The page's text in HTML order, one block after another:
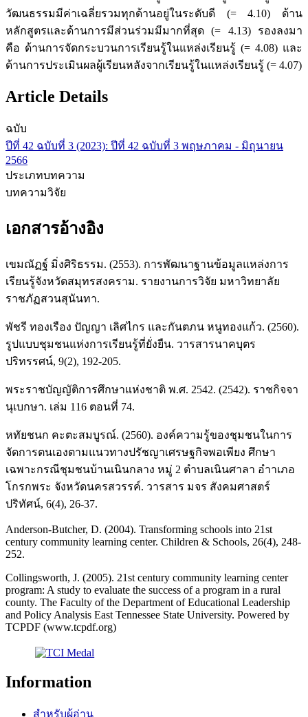
วัฒนธรรมมีค่าเฉลี่ยรวมทุกด้านอยู่ในระดับดี (= 4.10) ด้าน
หลักสูตรและด้านการมีส่วนร่วมมีมากที่สุด (= 4.13) รองลงมา
คือ ด้านการจัดกระบวนการเรียนรู้ในแหล่งเรียนรู้ (= 4.08) และ
ด้านการประเมินผลผู้เรียนหลังจากเรียนรู้ในแหล่งเรียนรู้ (= 4.07)
Article Details
ฉบับ
ปีที่ 42 ฉบับที่ 3 (2023): ปีที่ 42 ฉบับที่ 3 พฤษภาคม - มิถุนายน
2566
ประเภทบทความ
บทความวิจัย
เอกสารอ้างอิง
เขมณัฏฐ์ มิ่งศิริธรรม. (2553). การพัฒนาฐานข้อมูลแหล่งการ
เรียนรู้จังหวัดสมุทรสงคราม. รายงานการวิจัย มหาวิทยาลัย
ราชภัฏสวนสุนันทา.
พัชรี ทองเรือง ปัญญา เลิศไกร และกันตภน หนูทองแก้ว. (2560).
รูปแบบชุมชนแห่งการเรียนรู้ที่ยั่งยืน. วารสารนาคบุตร
ปริทรรศน์, 9(2), 192-205.
พระราชบัญญัติการศึกษาแห่งชาติ พ.ศ. 2542. (2542). ราชกิจจา
นุเบกษา. เล่ม 116 ตอนที่ 74.
หทัยชนก คะตะสมบูรณ์. (2560). องค์ความรู้ของชุมชนในการ
จัดการตนเองตามแนวทางปรัชญาเศรษฐกิจพอเพียง ศึกษา
เฉพาะกรณีชุมชนบ้านเนินกลาง หมู่ 2 ตําบลเนินศาลา อําาเภอ
โกรกพระ จังหวัดนครสวรรค์. วารสาร มจร สังคมศาสตร์
ปริทัศน์, 6(4), 26-37.
Anderson-Butcher, D. (2004). Transforming schools into 21st
century community learning center. Children & Schools, 26(4), 248-
252.
Collingsworth, J. (2005). 21st century community learning center
program: A study to evaluate the success of a program in a rural
county. The Faculty of the Department of Educational Leadership
and Policy Analysis East Tennessee State University. Powered by
TCPDF (www.tcpdf.org)
Information
สำหรับผู้อ่าน